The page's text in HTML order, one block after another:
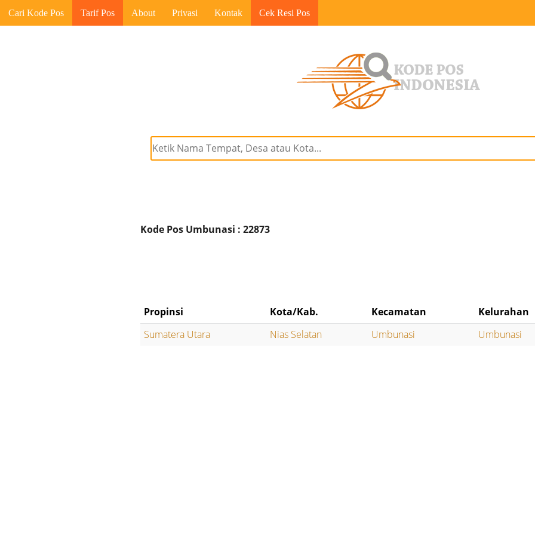
Cari Kode Pos Tarif Pos About Privasi Kontak Cek Resi Pos
Kode Pos Umbunasi : 22873
Propinsi Kota/Kab. Kecamatan
Kelurahan
Sumatera Utara
Nias Selatan Umbunasi Umbunasi